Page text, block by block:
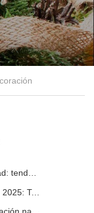
Adornos para árboles de Navidad: tendencias del mercado, información sobre la cadena de suministro y guía de adquisiciones 2025
Mercado de árboles de Navidad 2025: Tendencias, tecnologías y guía de compras para compradores B2B